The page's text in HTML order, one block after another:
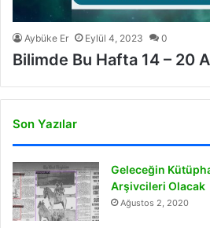
Aybüke Er Eylül 4, 2023 0
Bilimde Bu Hafta 14 – 20
Son Yazılar
Geleceğin
Arşivcileri Olacak
Ağustos 2, 2020